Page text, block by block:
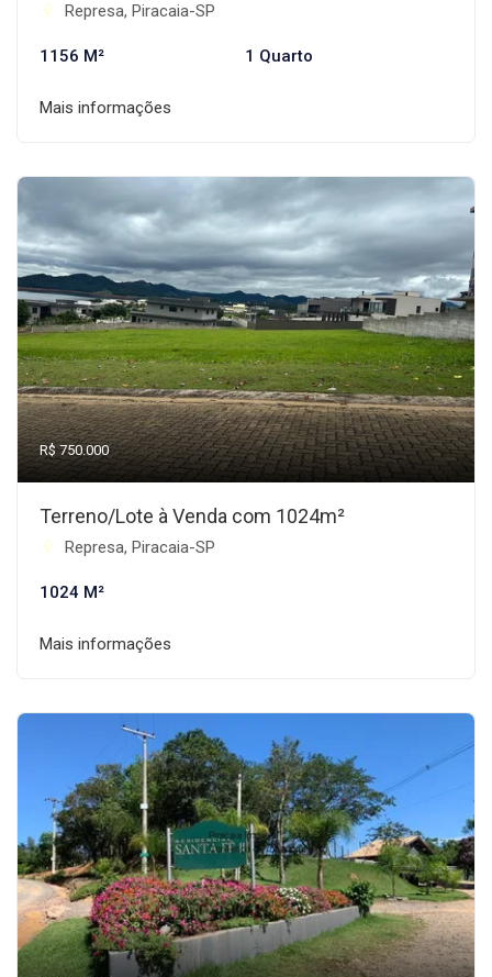
Represa, Piracaia-SP
1156 M² 1 Quarto
Mais informações
R$ 750.000
Terreno/Lote à Venda com 1024m²
Represa, Piracaia-SP
1024 M²
Mais informações